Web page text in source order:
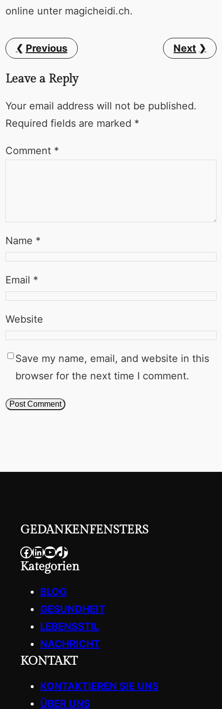
online unter magicheidi.ch.
Previous Next
Leave a Reply
Your email address will not be published.
Required fields are marked *
Comment *
Name *
Email *
Website
Save my name, email, and website in this
browser for the next time I comment.
GEDANKENFENSTERS
Facebook LinkedIn YouTube TikTok
Kategorien
BLOG
GESUNDHEIT
LEBENSSTIL
NACHRICHT
KONTAKT
KONTAKTIEREN SIE UNS
ÜBER UNS